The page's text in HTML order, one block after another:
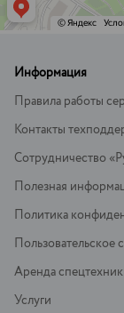
Информация
Правила работы
Контакты
Сотрудничество
Полезная
Политика
Пользовательское
Аренда
Услуги